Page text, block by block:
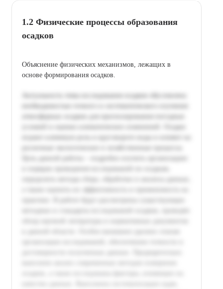
1.2 Физические процессы образования
осадков
Объяснение физических механизмов, лежащих в
основе формирования осадков.